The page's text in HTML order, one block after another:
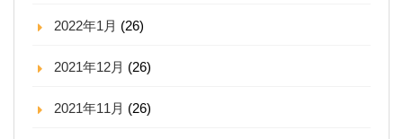
2022年1月 (26)
2021年12月 (26)
2021年11月 (26)